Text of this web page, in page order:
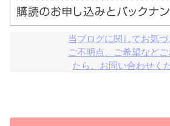
当ブログに関してお気づ
ご不明点、ご希望などご
たら、お問い合わせく